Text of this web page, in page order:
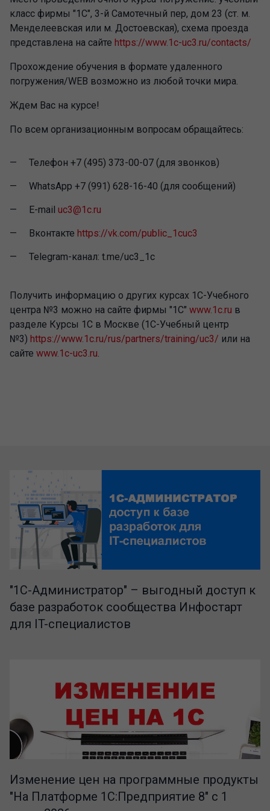
класс фирмы "1С", 3-й Самотечный пер, дом 23 (ст. м.
Менделеевская или м. Достоевская), схема проезда
представлена на сайте https://www.1c-uc3.ru/contacts/
Прохождение обучения в формате удаленного
погружения/WEB возможно из любой точки мира.
Ждем Вас на курсе!
По всем организационным вопросам обращайтесь:
Телефон +7 (495) 373-00-07 (для звонков)
WhatsApp +7 (991) 628-16-40 (для сообщений)
E-mail uc3@1c.ru
Вконтакте https://vk.com/public_1cuc3
Telegram-канал: t.me/uc3_1c
Получить информацию о других курсах 1С-Учебного
центра №3 можно на сайте фирмы "1С" www.1c.ru в
разделе Курсы 1С в Москве (1С-Учебный центр
№3) https://www.1c.ru/rus/partners/training/uc3/ или на
сайте www.1c-uc3.ru.
"1C-Администратор" – выгодный доступ к
базе разработок сообщества Инфостарт
для IT-специалистов
Изменение цен на программные продукты
"На Платформе 1С:Предприятие 8" с 1